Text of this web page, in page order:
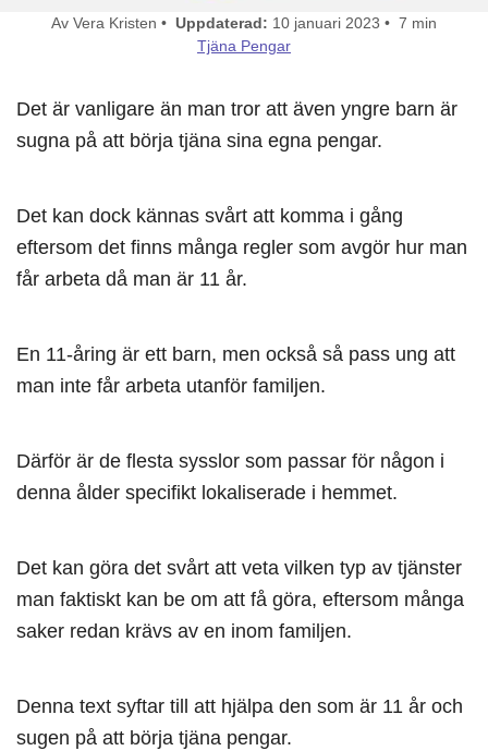
Av Vera Kristen • Uppdaterad: 10 januari 2023 • 7 min
Tjäna Pengar
Det är vanligare än man tror att även yngre barn är
sugna på att börja tjäna sina egna pengar.
Det kan dock kännas svårt att komma i gång
eftersom det finns många regler som avgör hur man
får arbeta då man är 11 år.
En 11-åring är ett barn, men också så pass ung att
man inte får arbeta utanför familjen.
Därför är de flesta sysslor som passar för någon i
denna ålder specifikt lokaliserade i hemmet.
Det kan göra det svårt att veta vilken typ av tjänster
man faktiskt kan be om att få göra, eftersom många
saker redan krävs av en inom familjen.
Denna text syftar till att hjälpa den som är 11 år och
sugen på att börja tjäna pengar.